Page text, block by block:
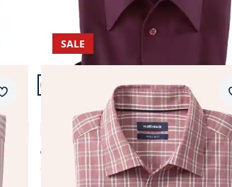
Merkzettel
Artikel 11 von 12.
Passform Regular Fit.
SALE
Regular Fit
Hemd aus Royal-Oxford
4,8 (6)
ab € 69,99
ab € 29,99 (-57%)